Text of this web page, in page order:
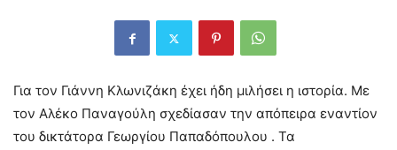
Για τον Γιάννη Κλωνιζάκη έχει ήδη μιλήσει η ιστορία. Με
τον Αλέκο Παναγούλη σχεδίασαν την απόπειρα εναντίον
του δικτάτορα Γεωργίου Παπαδόπουλου . Τα